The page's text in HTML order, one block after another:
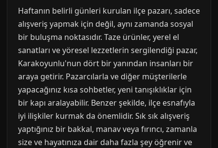
Haftanın belirli günleri kurulan ilçe pazarı, sadece
alışveriş yapmak için değil, aynı zamanda sosyal
bir buluşma noktasıdır. Taze ürünler, yerel el
sanatları ve yöresel lezzetlerin sergilendiği pazar,
Karakoyunlu'nun dört bir yanından insanları bir
araya getirir. Pazarcılarla ve diğer müşterilerle
yapacağınız kısa sohbetler, yeni tanışıklıklar için
bir kapı aralayabilir. Benzer şekilde, ilçe esnafıyla
iyi ilişkiler kurmak da önemlidir. Sık sık alışveriş
yaptığınız bir bakkal, manav veya fırıncı, zamanla
size ve hayatınıza dair daha fazla şey öğrenir ve